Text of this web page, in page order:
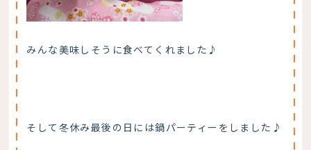
みんな美味しそうに食べてくれました♪
そして冬休み最後の日には鍋パーティーをしました♪